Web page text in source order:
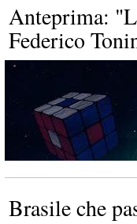
Anteprima:
Federico
Brasile che